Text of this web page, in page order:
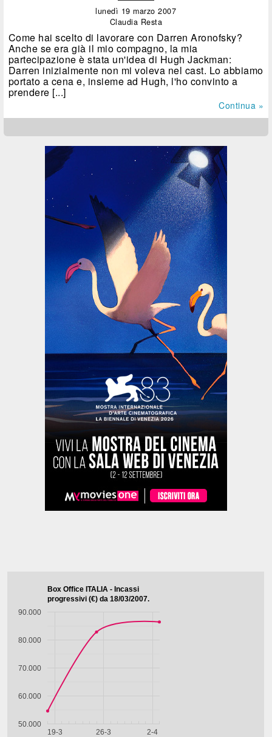
lunedì 19 marzo 2007
Claudia Resta
Come hai scelto di lavorare con Darren Aronofsky?
Anche se era già il mio compagno, la mia
partecipazione è stata un'idea di Hugh Jackman:
Darren inizialmente non mi voleva nel cast. Lo abbiamo
portato a cena e, insieme ad Hugh, l'ho convinto a
prendere [...]
Continua »